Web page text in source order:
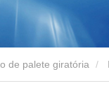
de palete giratória